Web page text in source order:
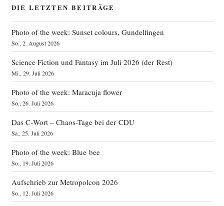
DIE LETZTEN BEITRÄGE
Photo of the week: Sunset colours, Gundelfingen
So., 2. August 2026
Science Fiction und Fantasy im Juli 2026 (der Rest)
Mi., 29. Juli 2026
Photo of the week: Maracuja flower
So., 26. Juli 2026
Das C‑Wort – Chaos-Tage bei der CDU
Sa., 25. Juli 2026
Photo of the week: Blue bee
So., 19. Juli 2026
Aufschrieb zur Metropolcon 2026
So., 12. Juli 2026